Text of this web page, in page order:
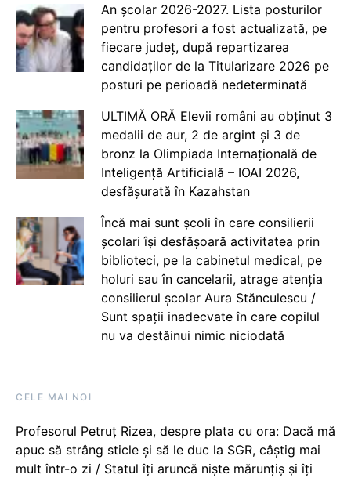
An școlar 2026-2027. Lista posturilor
pentru profesori a fost actualizată, pe
fiecare județ, după repartizarea
candidaților de la Titularizare 2026 pe
posturi pe perioadă nedeterminată
ULTIMĂ ORĂ Elevii români au obținut 3
medalii de aur, 2 de argint și 3 de
bronz la Olimpiada Internațională de
Inteligență Artificială – IOAI 2026,
desfășurată în Kazahstan
Încă mai sunt școli în care consilierii
școlari își desfășoară activitatea prin
biblioteci, pe la cabinetul medical, pe
holuri sau în cancelarii, atrage atenția
consilierul școlar Aura Stănculescu /
Sunt spații inadecvate în care copilul
nu va destăinui nimic niciodată
CELE MAI NOI
Profesorul Petruț Rizea, despre plata cu ora: Dacă mă
apuc să strâng sticle și să le duc la SGR, câștig mai
mult într-o zi / Statul îți aruncă niște mărunțiș și îți